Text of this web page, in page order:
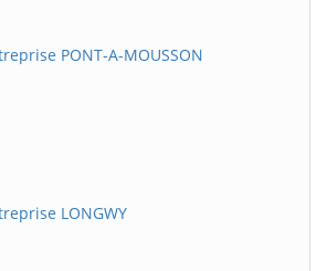
PONT-A-MOUSSON
LONGWY